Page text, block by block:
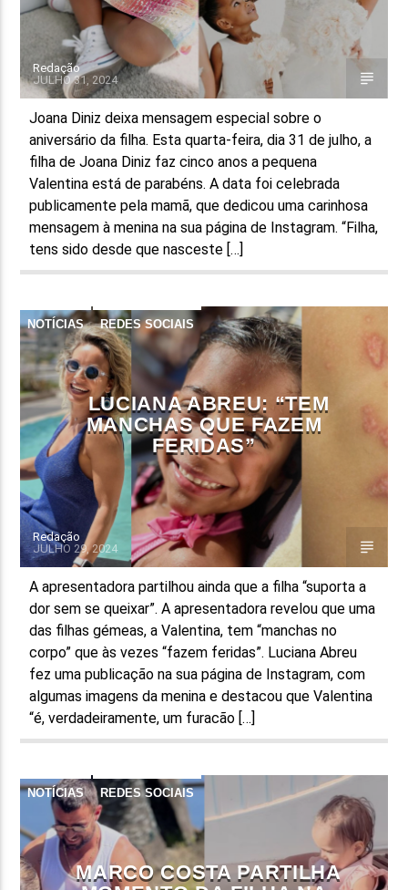
Redação
JULHO 31, 2024
Joana Diniz deixa mensagem especial sobre o
aniversário da filha. Esta quarta-feira, dia 31 de julho, a
filha de Joana Diniz faz cinco anos a pequena
Valentina está de parabéns. A data foi celebrada
publicamente pela mamã, que dedicou uma carinhosa
mensagem à menina na sua página de Instagram. “Filha,
tens sido desde que nasceste […]
NOTÍCIAS REDES SOCIAIS
LUCIANA ABREU: “TEM
MANCHAS QUE FAZEM
FERIDAS”
Redação
JULHO 29, 2024
A apresentadora partilhou ainda que a filha “suporta a
dor sem se queixar”. A apresentadora revelou que uma
das filhas gémeas, a Valentina, tem “manchas no
corpo” que às vezes “fazem feridas”. Luciana Abreu
fez uma publicação na sua página de Instagram, com
algumas imagens da menina e destacou que Valentina
“é, verdadeiramente, um furacão […]
NOTÍCIAS REDES SOCIAIS
MARCO COSTA PARTILHA